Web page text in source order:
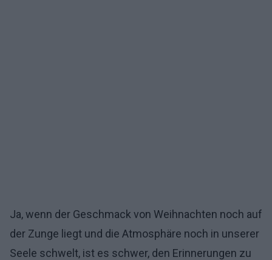
Ja, wenn der Geschmack von Weihnachten noch auf
der Zunge liegt und die Atmosphäre noch in unserer
Seele schwelt, ist es schwer, den Erinnerungen zu